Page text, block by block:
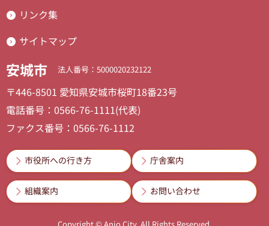
リンク集
サイトマップ
安城市 法人番号：5000020232122
〒446-8501 愛知県安城市桜町18番23号
電話番号：0566-76-1111(代表)
ファクス番号：0566-76-1112
市役所への行き方 庁舎案内
組織案内 お問い合わせ